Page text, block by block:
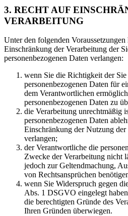
3. RECHT AUF
VERARBEITUNG
Unter den folgenden
Einschränkung der Verarbeitung der
personenbezogenen Daten verlangen:
wenn Sie die Richtigkeit der Sie
personenbezogenen Daten für
dem Verantwortlichen
personenbezogenen Daten zu
die Verarbeitung unrechtmäßig
personenbezogenen Daten
Einschränkung der Nutzung der
verlangen;
der Verantwortliche die
Zwecke der Verarbeitung nicht
jedoch zur Geltendmachung,
von Rechtsansprüchen
wenn Sie Widerspruch gegen
Abs. 1 DSGVO eingelegt
die berechtigten Gründe des
Ihren Gründen überwiegen.